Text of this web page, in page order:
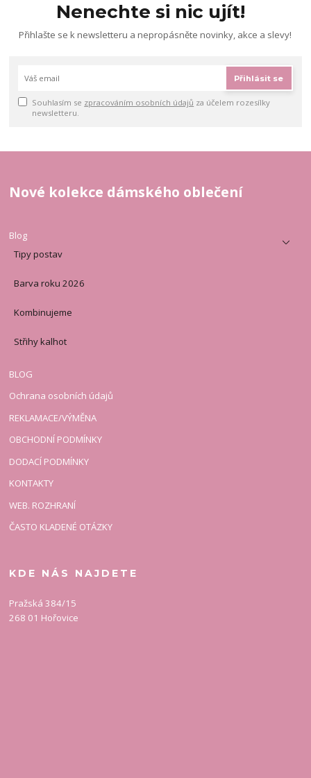
Nenechte si nic ujít!
Přihlašte se k newsletteru a nepropásněte novinky, akce a slevy!
Přihlásit se
Souhlasím se zpracováním osobních údajů za účelem rozesílky
newsletteru.
Nové kolekce dámského oblečení
Blog
Tipy postav
Barva roku 2026
Kombinujeme
Střihy kalhot
BLOG
Ochrana osobních údajů
REKLAMACE/VÝMĚNA
OBCHODNÍ PODMÍNKY
DODACÍ PODMÍNKY
KONTAKTY
WEB. ROZHRANÍ
ČASTO KLADENÉ OTÁZKY
KDE NÁS NAJDETE
Pražská 384/15
268 01 Hořovice